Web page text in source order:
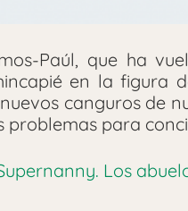
Paúl, que ha
en la figura
canguros de
problemas para
Los